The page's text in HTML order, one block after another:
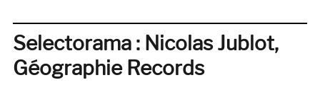
All
This
Crazy
Gift
Selectorama : Nicolas Jublot,
Géographie Records